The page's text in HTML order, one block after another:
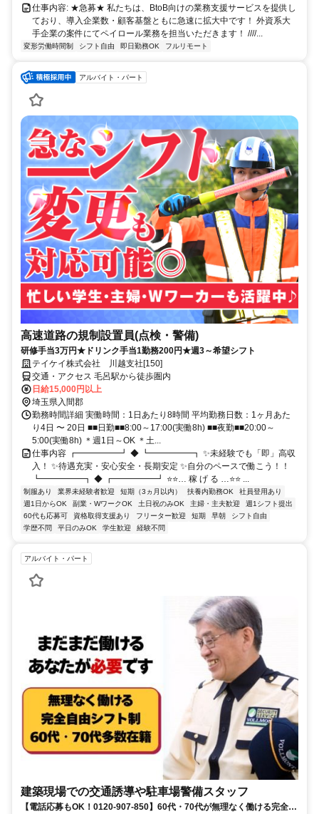
仕事内容: ★急募★ 私たちは、BtoB向けの業務支援サービスを提供し
ており、導入企業数・顧客基盤ともに急速に拡大中です！ 外資系大
手企業の案件にてペイロール業務を担当いただきます！ ////...
変形労働時間制 シフト自由 即日勤務OK フルリモート
アルバイト・パート
高速道路の規制設置員(点検・警備)
研修手当3万円★ドリンク手当1勤務200円★週3～希望シフト
テイケイ株式会社 川越支社[150]
交通・アクセス 毛呂駅から徒歩圏内
日給15,000円以上
埼玉県入間郡
勤務時間詳細 実働時間：1日あたり8時間 平均勤務日数：1ヶ月あた
り4日 〜 20日 ■■日勤■■8:00～17:00(実働8h) ■■夜勤■■20:00～
5:00(実働8h) ＊週1日～OK ＊土...
仕事内容 ┏━━━━━┛ ◆ ┗━━━━━┓ ✨未経験でも「即」高収
入！ ✨待遇充実・安心安全・長期安定 ✨自分のペースで働こう！！
┗━━━━━┓ ◆ ┏━━━━━┛ ⭐⭐… 稼 げ る …⭐⭐ ...
制服あり 業界未経験者歓迎 短期（3ヵ月以内） 扶養内勤務OK
社員登用あり
週1日からOK
副業・WワークOK 土日祝のみOK 主婦・主夫歓迎
週1シフト提出
60代も応募可
資格取得支援あり フリーター歓迎 短期 早朝
シフト自由
学歴不問
平日のみOK 学生歓迎 経験不問
アルバイト・パート
建築現場での交通誘導や駐車場警備スタッフ
【電話応募もOK！0120-907-850】60代・70代が無理なく働ける完全自